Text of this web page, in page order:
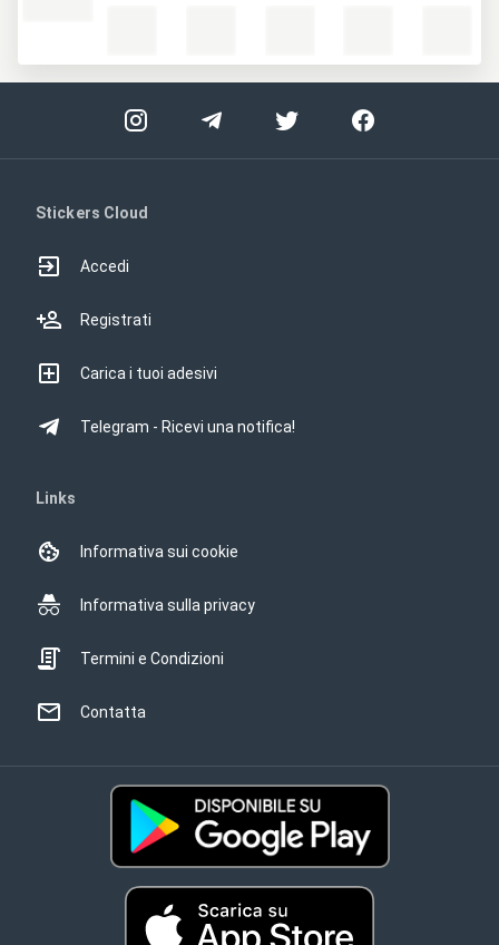
Stickers Cloud
Accedi
Registrati
Carica i tuoi adesivi
Telegram - Ricevi una notifica!
Links
Informativa sui cookie
Informativa sulla privacy
Termini e Condizioni
Contatta